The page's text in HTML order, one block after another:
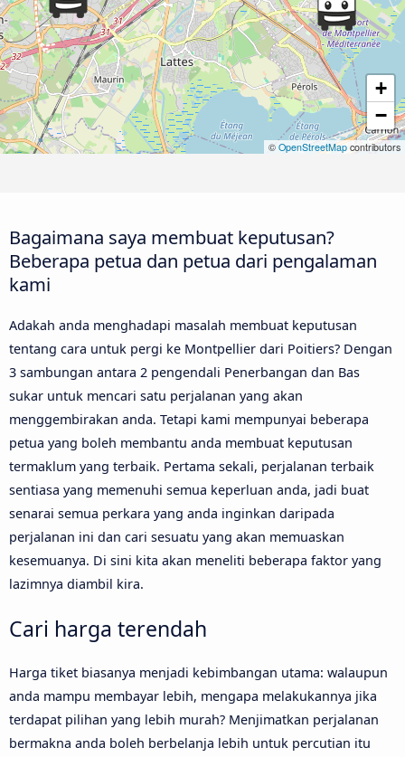
+
−
© OpenStreetMap contributors
Bagaimana saya membuat keputusan?
Beberapa petua dan petua dari pengalaman
kami
Adakah anda menghadapi masalah membuat keputusan
tentang cara untuk pergi ke Montpellier dari Poitiers? Dengan
3 sambungan antara 2 pengendali Penerbangan dan Bas
sukar untuk mencari satu perjalanan yang akan
menggembirakan anda. Tetapi kami mempunyai beberapa
petua yang boleh membantu anda membuat keputusan
termaklum yang terbaik. Pertama sekali, perjalanan terbaik
sentiasa yang memenuhi semua keperluan anda, jadi buat
senarai semua perkara yang anda inginkan daripada
perjalanan ini dan cari sesuatu yang akan memuaskan
kesemuanya. Di sini kita akan meneliti beberapa faktor yang
lazimnya diambil kira.
Cari harga terendah
Harga tiket biasanya menjadi kebimbangan utama: walaupun
anda mampu membayar lebih, mengapa melakukannya jika
terdapat pilihan yang lebih murah? Menjimatkan perjalanan
bermakna anda boleh berbelanja lebih untuk percutian itu